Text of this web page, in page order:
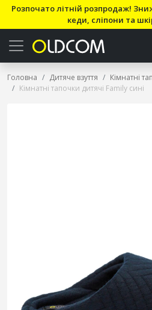
Розпочато літній розпродаж!
кеди, сліпони та
Головна Дитяче взуття
Кімнатні
Кімнатні тапочки дитячі Family сині